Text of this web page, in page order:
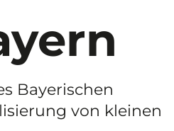
Bayerischen
von kleinen